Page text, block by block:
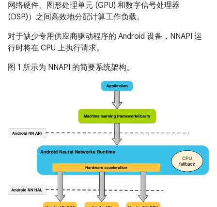
网络硬件、图形处理单元 (GPU) 和数字信号处理器
(DSP)）之间高效地分配计算工作负载。
对于缺少专用供应商驱动程序的 Android 设备，NNAPI 运
行时将在 CPU 上执行请求。
图 1 所示为 NNAPI 的简要系统架构。